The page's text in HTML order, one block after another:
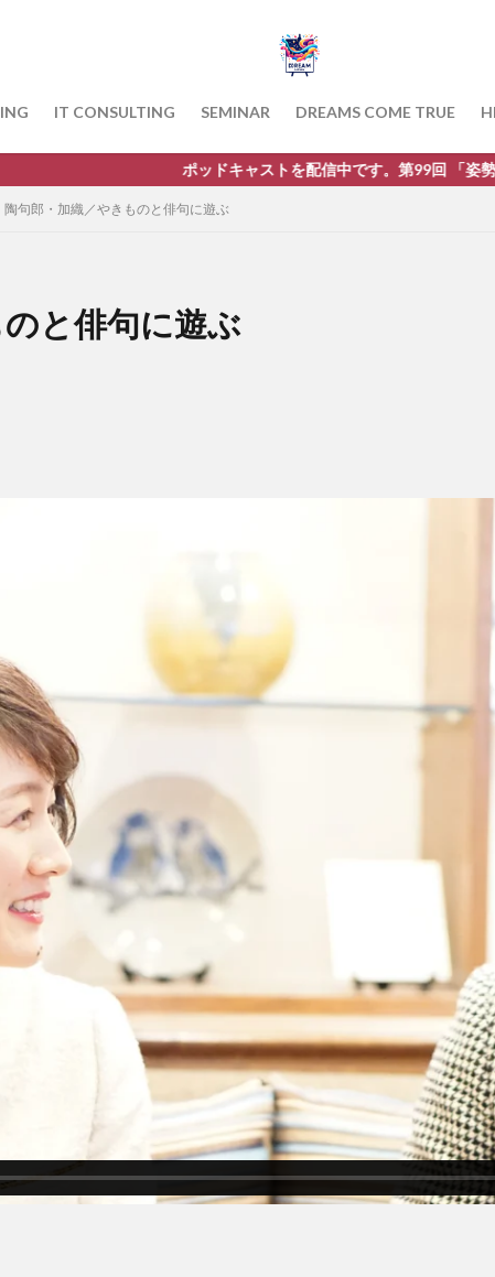
IT CONSULTING SEMINAR DREAMS COME TRUE
ポッドキャストを配信中です。第99回 「姿勢が変わると人生が変
陶句郎・加織／やきものと俳句に遊ぶ
と俳句に遊ぶ